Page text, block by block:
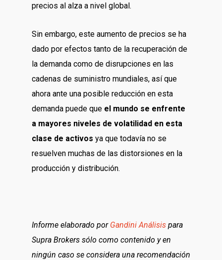
precios al alza a nivel global.
Sin embargo, este aumento de precios se ha
dado por efectos tanto de la recuperación de
la demanda como de disrupciones en las
cadenas de suministro mundiales, así que
ahora ante una posible reducción en esta
demanda puede que el mundo se enfrente
a mayores niveles de volatilidad en esta
clase de activos ya que todavía no se
resuelven muchas de las distorsiones en la
producción y distribución.
Informe elaborado por Gandini Análisis para
Supra Brokers sólo como contenido y en
ningún caso se considera una recomendación